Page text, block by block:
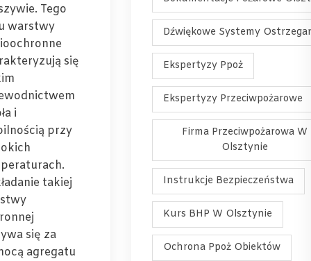
Tego
warstwy
się
i
przy
takiej
się za
agregatu
Dźwiękowe Systemy
Ekspertyzy Ppoż
Ekspertyzy Przeciwpożarowe
Firma Przeciwpożarowa W
Olsztynie
Instrukcje Bezpieczeństwa
Kurs BHP W Olsztynie
Ochrona Ppoż Obiektów